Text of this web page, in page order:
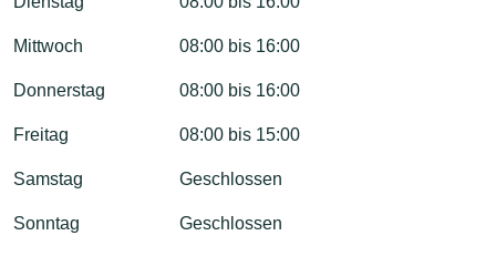
Mittwoch 08:00 bis 16:00
Donnerstag 08:00 bis 16:00
Freitag 08:00 bis 15:00
Samstag Geschlossen
Sonntag Geschlossen